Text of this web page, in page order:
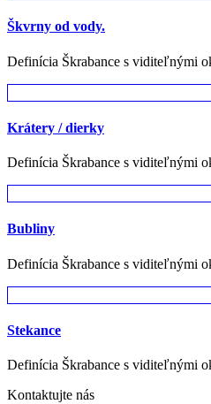
Škvrny od vody.
Definícia Škrabance s viditeľnými
Krátery / dierky
Definícia Škrabance s viditeľnými
Bubliny
Definícia Škrabance s viditeľnými
Stekance
Definícia Škrabance s viditeľnými
Kontaktujte nás